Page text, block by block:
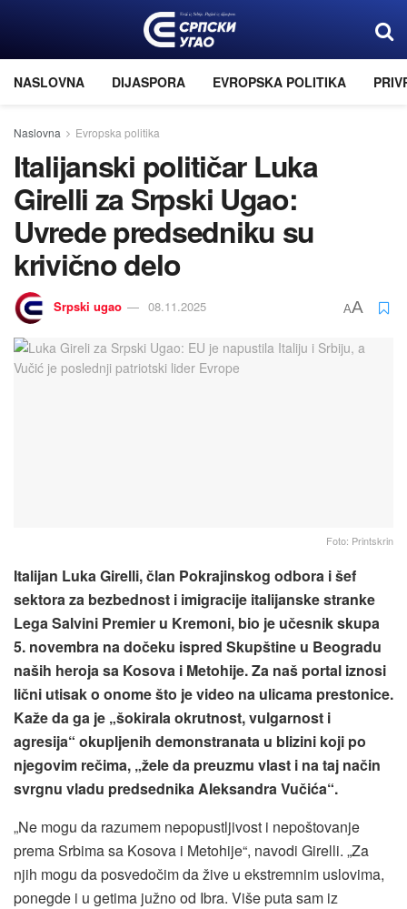
NASLOVNA DIJASPORA EVROPSKA POLITIKA
Naslovna Evropska politika
Italijanski političar Luka
Girelli za Srpski Ugao:
Uvrede predsedniku su
krivično delo
Srpski ugao 08.11.2025 AA
Foto: Printskrin
Italijan Luka Girelli, član Pokrajinskog odbora i šef
sektora za bezbednost i imigracije italijanske stranke
Lega Salvini Premier u Kremoni, bio je učesnik skupa
5. novembra na dočeku ispred Skupštine u Beogradu
naših heroja sa Kosova i Metohije. Za naš portal iznosi
lični utisak o onome što je video na ulicama prestonice.
Kaže da ga je „šokirala okrutnost, vulgarnost i
agresija“ okupljenih demonstranata u blizini koji po
njegovim rečima, „žele da preuzmu vlast i na taj način
svrgnu vladu predsednika Aleksandra Vučića“.
„Ne mogu da razumem nepopustljivost i nepoštovanje
prema Srbima sa Kosova i Metohije“, navodi Girelli. „Za
njih mogu da posvedočim da žive u ekstremnim uslovima,
ponegde i u getima južno od Ibra. Više puta sam iz